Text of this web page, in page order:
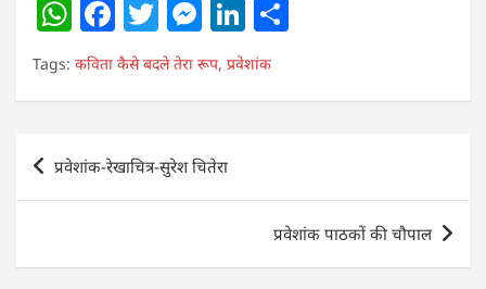
W
h
at
s
A
p
F
a
c
e
b
o
k
T
w
itt
er
M
e
ss
e
n
g
Li
n
k
e
n
e
Tags: कविता कैसे बदले तेरा रूप, प्रवेशांक
Post
navigation
प्रवेशांक-रेखाचित्र-सुरेश चितेरा
प्रवेशांक पाठकों की चौपाल